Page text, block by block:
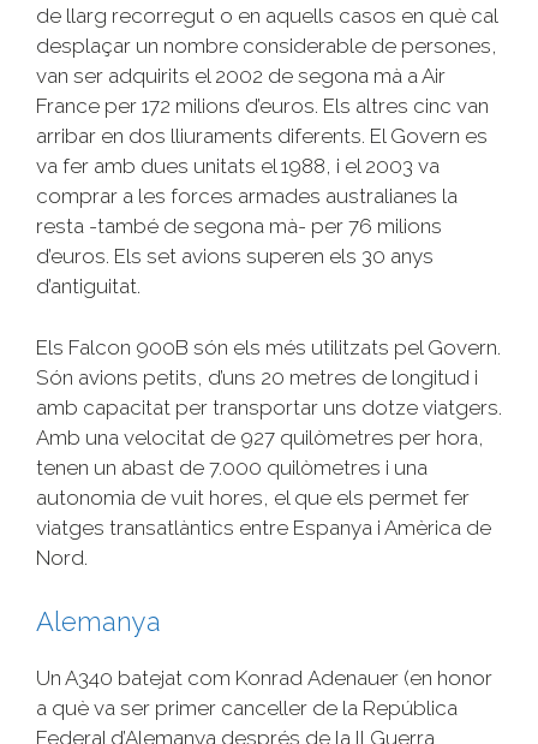
de llarg recorregut o en aquells casos en què cal
desplaçar un nombre considerable de persones,
van ser adquirits el 2002 de segona mà a Air
France per 172 milions d’euros. Els altres cinc van
arribar en dos lliuraments diferents. El Govern es
va fer amb dues unitats el 1988, i el 2003 va
comprar a les forces armades australianes la
resta -també de segona mà- per 76 milions
d’euros. Els set avions superen els 30 anys
d’antiguitat.
Els Falcon 900B són els més utilitzats pel Govern.
Són avions petits, d’uns 20 metres de longitud i
amb capacitat per transportar uns dotze viatgers.
Amb una velocitat de 927 quilòmetres per hora,
tenen un abast de 7.000 quilòmetres i una
autonomia de vuit hores, el que els permet fer
viatges transatlàntics entre Espanya i Amèrica de
Nord.
Alemanya
Un A340 batejat com Konrad Adenauer (en honor
a què va ser primer canceller de la República
Federal d’Alemanya després de la II Guerra